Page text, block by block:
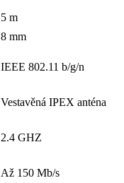
5 m
8 mm
IEEE 802.11 b/g/n
Vestavěná IPEX anténa
2.4 GHZ
Až 150 Mb/s